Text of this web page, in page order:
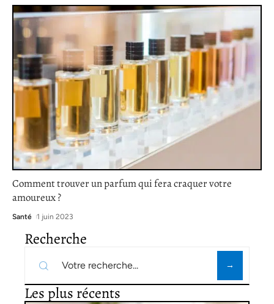
Comment trouver un parfum qui fera craquer votre
amoureux ?
Santé 1 juin 2023
Recherche
Les plus récents